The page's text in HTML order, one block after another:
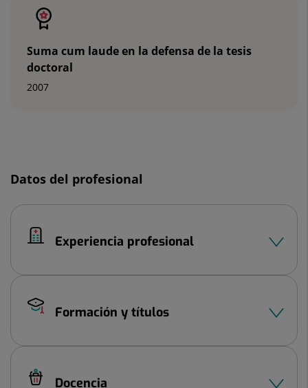
Suma cum laude en la defensa de la tesis
doctoral
2007
de
Datos del profesional
Experiencia profesional
Formación y títulos
Docencia